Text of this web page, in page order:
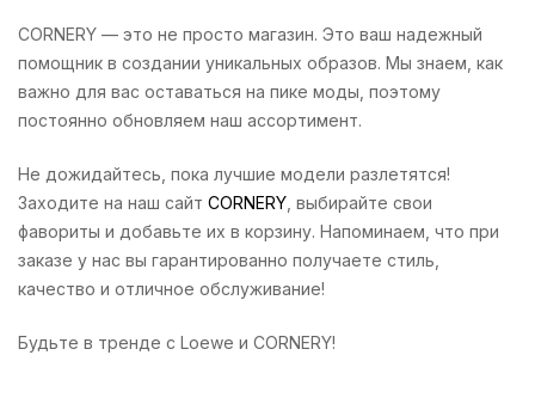
CORNERY — это не просто магазин. Это ваш надежный
помощник в создании уникальных образов. Мы знаем, как
важно для вас оставаться на пике моды, поэтому
постоянно обновляем наш ассортимент.
Не дожидайтесь, пока лучшие модели разлетятся!
Заходите на наш сайт CORNERY , выбирайте свои
фавориты и добавьте их в корзину. Напоминаем, что при
заказе у нас вы гарантированно получаете стиль,
качество и отличное обслуживание!
Будьте в тренде с Loewe и CORNERY!